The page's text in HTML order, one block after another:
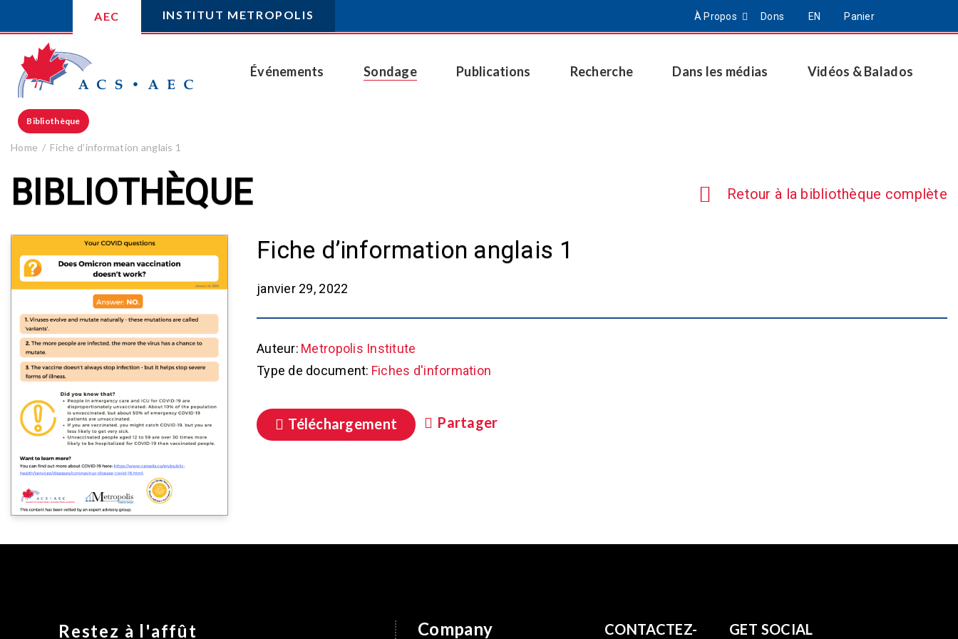
AEC INSTITUT METROPOLIS À Propos Dons EN Panier
Événements Sondage Publications Recherche Dans les médias Vidéos & Balados
Bibliothèque
Home Fiche d’information anglais 1
BIBLIOTHÈQUE Retour à la bibliothèque complète
Fiche d’information anglais 1
janvier 29, 2022
Auteur: Metropolis Institute
Type de document: Fiches d'information
Téléchargement Partager
Restez à l'affût
Company
CONTACTEZ-
GET SOCIAL